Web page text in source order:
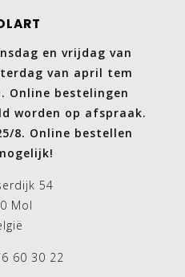
en vrijdag van
van april tem
Online bestelingen
worden op afspraak.
8. Online bestellen
54
Mol
60 30 22